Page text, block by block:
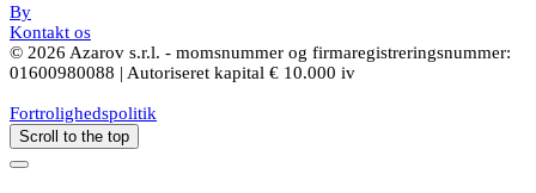
By
Kontakt os
© 2026 Azarov s.r.l. - momsnummer og firmaregistreringsnummer:
01600980088 | Autoriseret kapital € 10.000 iv
Fortrolighedspolitik
Scroll to the top